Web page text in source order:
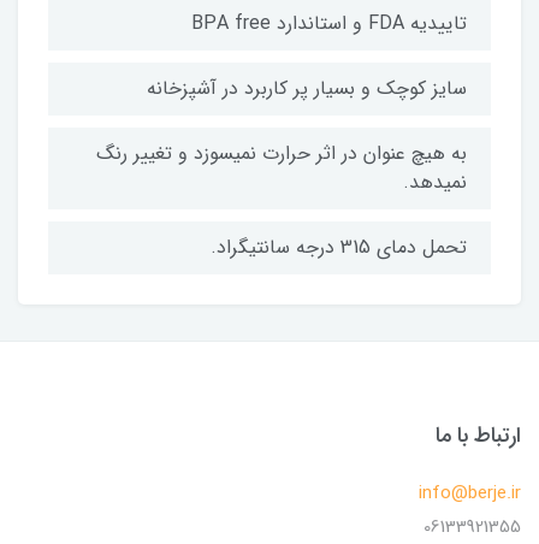
تاییدیه FDA و استاندارد BPA free
سایز کوچک و بسیار پر کاربرد در آشپزخانه
به هیچ عنوان در اثر حرارت نمیسوزد و تغییر رنگ
نمیدهد.
تحمل دمای 315 درجه سانتیگراد.
ارتباط با ما
info@berje.ir
06133921355